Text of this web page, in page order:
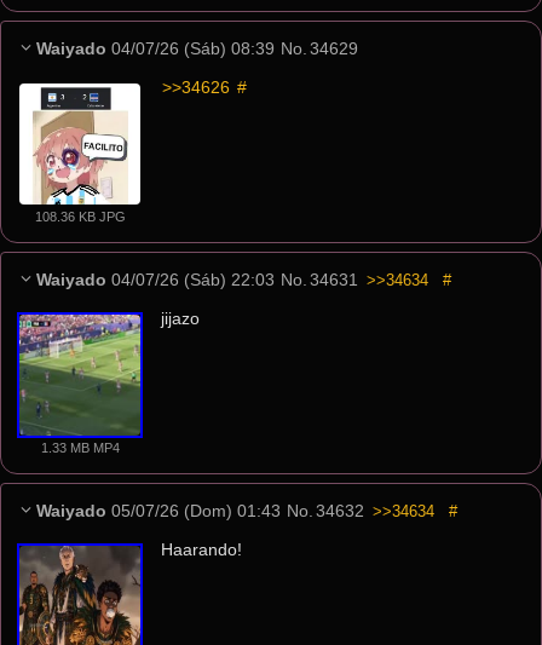
Waiyado 04/07/26 (Sáb) 08:39 No. 34629
108.36 KB JPG
>>34626 #
Waiyado 04/07/26 (Sáb) 22:03 No. 34631 >>34634 #
1.33 MB MP4
jijazo
Waiyado 05/07/26 (Dom) 01:43 No. 34632 >>34634 #
Haarando!